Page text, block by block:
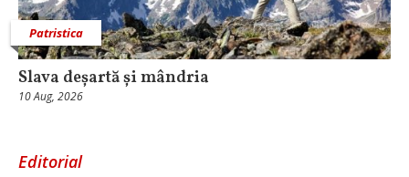
Patristica
Slava deșartă și mândria
10 Aug, 2026
Editorial